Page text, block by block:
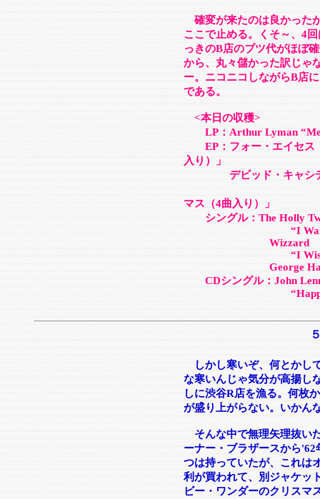
確変が来たのは良かった
ここで止める。くそ～、4
っきのB店のブツ代がほぼ
から、丸々儲かった訳じゃ
ー。ニコニコしながらB店
である。
<本日の収穫>
LP：Arthur Lyman
EP：フォー・エイセス
入り）」
デビッド・キャシディ
マス（4曲入り）」
シングル：The Holly
“I Want Elvis For
Wizzard
“I Wish It Could
George Harrison
CDシングル：John
“Happy
しかし寒いぞ、何とかし
な寒いんじゃ気分が高揚し
しに渋谷R店を漁る。何枚
が盛り上がらない。いかん
そんな中で無理矢理抜い
ーナー・ブラザースから
つは持っていたが、これは
利が買われて、別ジャケッ
ビー・ワンダーのクリスマ